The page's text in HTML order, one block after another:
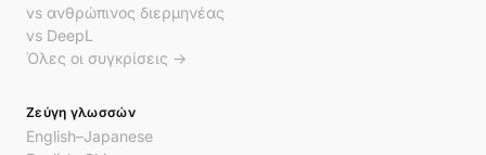
vs ανθρώπινος διερμηνέας
vs DeepL
Όλες οι συγκρίσεις →
Ζεύγη γλωσσών
English–Japanese